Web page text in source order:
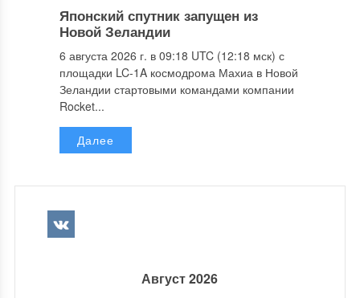
Японский спутник запущен из
Новой Зеландии
6 августа 2026 г. в 09:18 UTC (12:18 мск) с
площадки LC-1A космодрома Махиа в Новой
Зеландии стартовыми командами компании
Rocket...
Далее
Август 2026